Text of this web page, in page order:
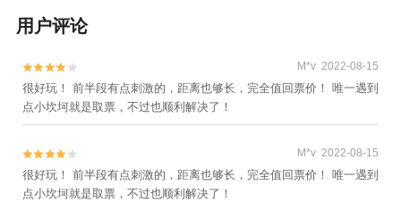
用户评论

 M*v 2022-08-15
很好玩！ 前半段有点刺激的，距离也够长，完全值回票价！ 唯一遇到
点小坎坷就是取票，不过也顺利解决了！

 M*v 2022-08-15
很好玩！ 前半段有点刺激的，距离也够长，完全值回票价！ 唯一遇到
点小坎坷就是取票，不过也顺利解决了！